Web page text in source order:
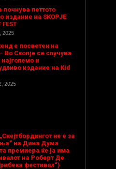
почнува петтото
издание на SKOPJE
FEST
2025
е посветен на
Во Скопје се случува
најголемо и
издание на Kid
2025
не е за
на Дина Дума
премиера ќе ја има
на Роберт Де
фестивал“)